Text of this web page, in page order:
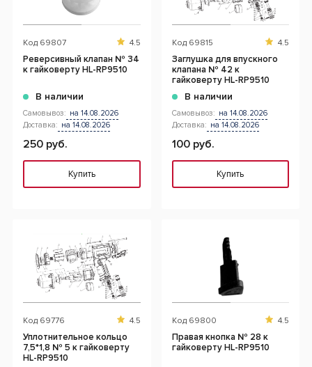
Код 69807 4.5
Реверсивный клапан № 34
к гайковерту HL-RP9510
В наличии
Самовывоз: на 14.08.2026
Доставка: на 14.08.2026
250 руб.
Купить
Код 69815 4.5
Заглушка для впускного
клапана № 42 к
гайковерту HL-RP9510
В наличии
Самовывоз: на 14.08.2026
Доставка: на 14.08.2026
100 руб.
Купить
Код 69776 4.5
Уплотнительное кольцо
7,5*1,8 № 5 к гайковерту
HL-RP9510
Код 69800 4.5
Правая кнопка № 28 к
гайковерту HL-RP9510